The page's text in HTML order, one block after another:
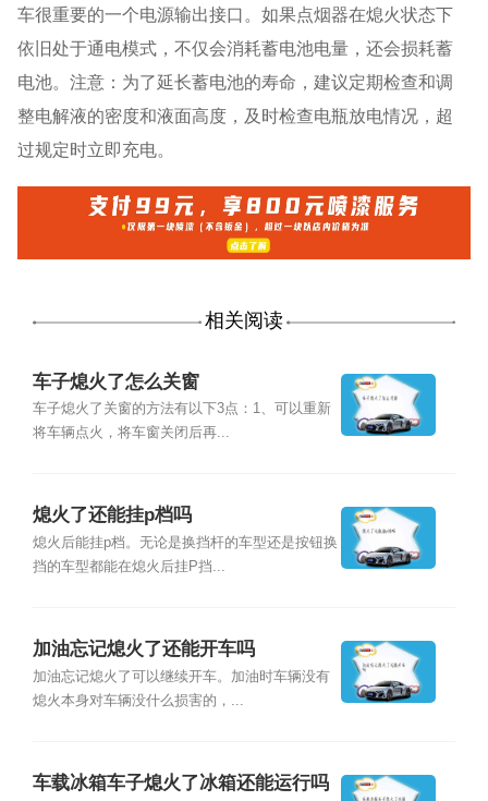
车很重要的一个电源输出接口。如果点烟器在熄火状态下
依旧处于通电模式，不仅会消耗蓄电池电量，还会损耗蓄
电池。注意：为了延长蓄电池的寿命，建议定期检查和调
整电解液的密度和液面高度，及时检查电瓶放电情况，超
过规定时立即充电。
相关阅读
车子熄火了怎么关窗
车子熄火了关窗的方法有以下3点：1、可以重新
将车辆点火，将车窗关闭后再...
熄火了还能挂p档吗
熄火后能挂p档。无论是换挡杆的车型还是按钮换
挡的车型都能在熄火后挂P挡...
加油忘记熄火了还能开车吗
加油忘记熄火了可以继续开车。加油时车辆没有
熄火本身对车辆没什么损害的，...
车载冰箱车子熄火了冰箱还能运行吗